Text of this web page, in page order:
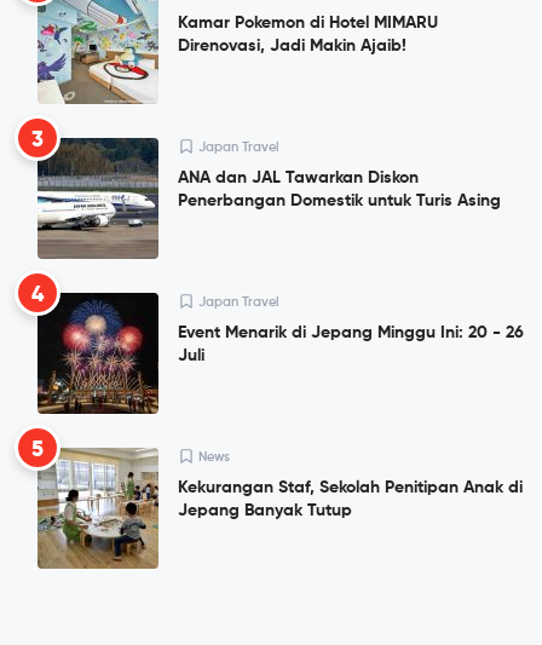
Kamar Pokemon di Hotel MIMARU
Direnovasi, Jadi Makin Ajaib!
3 Japan Travel
ANA dan JAL Tawarkan Diskon
Penerbangan Domestik untuk Turis Asing
4 Japan Travel
Event Menarik di Jepang Minggu Ini: 20 - 26
Juli
5 News
Kekurangan Staf, Sekolah Penitipan Anak di
Jepang Banyak Tutup